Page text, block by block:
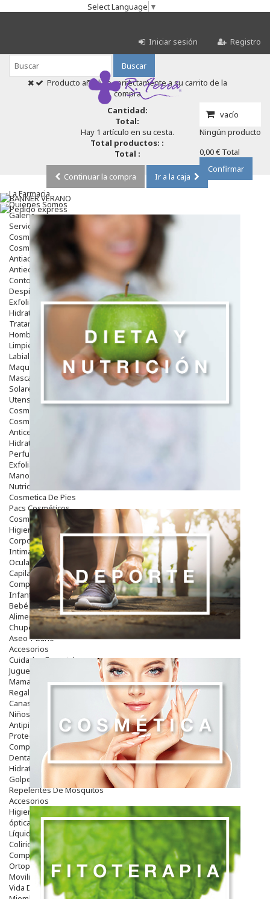
Select Language ▼
Iniciar sesión Registro
Buscar
vacío
Ningún producto
0,00 € Total
Confirmar
Producto añadido correctamente a su carrito de la
compra
Cantidad:
Total:
Hay 1 artículo en su cesta.
Total productos: :
Total :
Continuar la compra
Ir a la caja
La Farmacia
Quienes Somos
Galeria
Servicios
Cosmética
Cosmética Facial
Antiacné
Antiedad
Contorno De Ojos
Despigmentantes
Exfoliantes
Hidratantes
Tratamientos De Noche
Hombre
Limpieza
Labiales
Maquillajes Y Color
Mascarillas
Solares
Utensilios
Cosmética Capilar
Cosmética Corporal
Anticelulíticos
Hidratantes Corporales
Perfumes Y Colonias
Exfoliantes Corporales
Manos Y Uñas
Nutricosmética
Cosmetica De Pies
Pacs Cosméticos
Cosmetica Facial Piel Sensible
Higiene
Corporal
Intima
Ocular
Capilar
Complementos
Infantil
Bebé
Alimentación Y Complementos
Chupetes Y Mordedores
Aseo Y Baño
Accesorios
Cuidados Especiales
Juguetes
Mama
Regalos
Canastilla
Niños
Antipiojos
Protección Solar
Complementos Alimentarios
Dentales
Hidratantes
Golpes Y Hematomas
Repelentes De Mosquitos
Accesorios
Higiene
óptica
Líquidos Lentillas
Colirios
Complementos Alimentarios.
Ortopedia - Accesorios
Movilidad
Vida Diaria